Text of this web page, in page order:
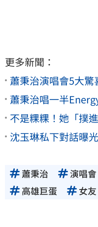
更多新聞：
蕭秉治演唱會5大
蕭秉治唱一半
不是粿粿！她「撲
沈玉琳私下對話曝
蕭秉治 演唱會
高雄巨蛋
女友